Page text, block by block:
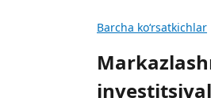
Barcha koʻrsatkichlar